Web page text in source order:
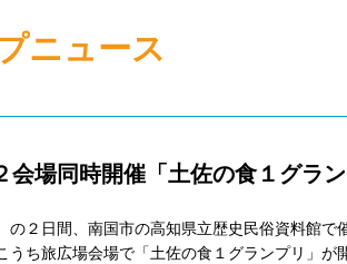
ニュース
場同時開催「土佐の食１グラ
２日間、南国市の高知県立歴史民俗資料館で
うち旅広場会場で「土佐の食１グランプリ」が